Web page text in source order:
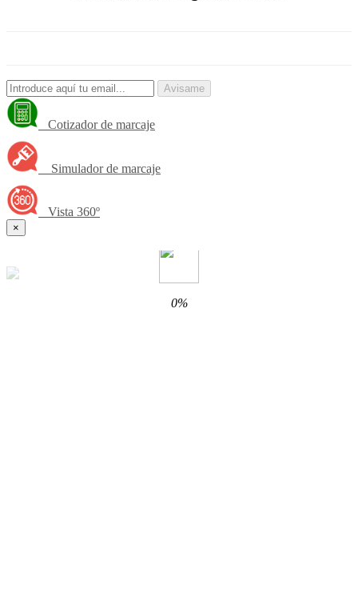
Avisame
Cotizador de marcaje
Simulador de marcaje
Vista 360º
×